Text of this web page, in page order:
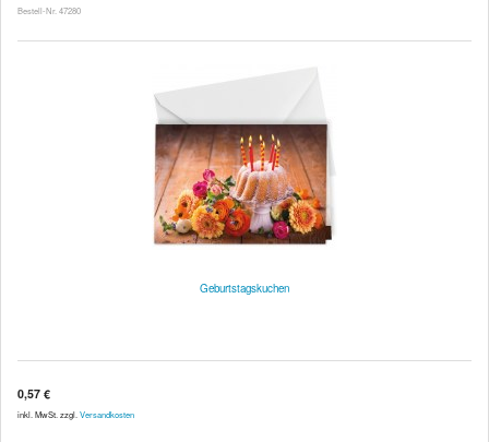
Bestell-Nr. 47280
Geburtstagskuchen
0,57 €
inkl. MwSt. zzgl. Versandkosten